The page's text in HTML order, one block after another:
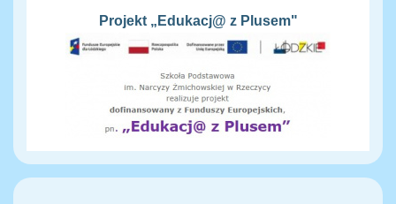
Projekt „Edukacj@ z Plusem"